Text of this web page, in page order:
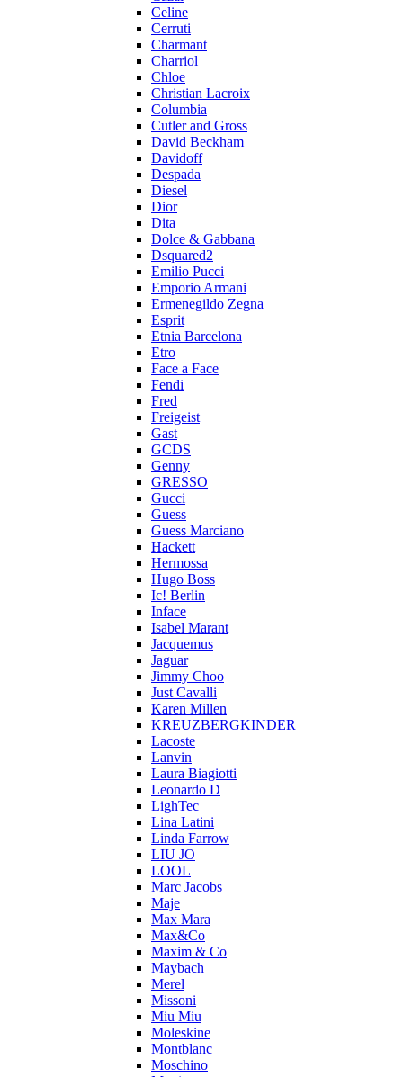
Celine
Cerruti
Charmant
Charriol
Chloe
Christian Lacroix
Columbia
Cutler and Gross
David Beckham
Davidoff
Despada
Diesel
Dior
Dita
Dolce & Gabbana
Dsquared2
Emilio Pucci
Emporio Armani
Ermenegildo Zegna
Esprit
Etnia Barcelona
Etro
Face a Face
Fendi
Fred
Freigeist
Gast
GCDS
Genny
GRESSO
Gucci
Guess
Guess Marciano
Hackett
Hermossa
Hugo Boss
Ic! Berlin
Inface
Isabel Marant
Jacquemus
Jaguar
Jimmy Choo
Just Cavalli
Karen Millen
KREUZBERGKINDER
Lacoste
Lanvin
Laura Biagiotti
Leonardo D
LighTec
Lina Latini
Linda Farrow
LIU JO
LOOL
Marc Jacobs
Maje
Max Mara
Max&Co
Maxim & Co
Maybach
Merel
Missoni
Miu Miu
Moleskine
Montblanc
Moschino